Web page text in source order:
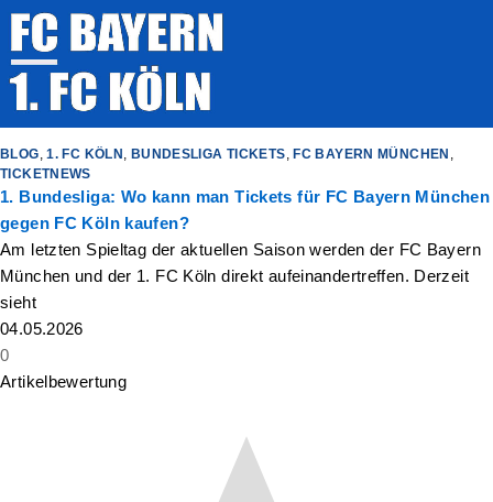
BLOG,1. FC KÖLN , BUNDESLIGA TICKETS, FC BAYERN MÜNCHEN ,
TICKETNEWS
1. Bundesliga: Wo kann man Tickets für FC Bayern München
gegen FC Köln kaufen?
Am letzten Spieltag der aktuellen Saison werden der FC Bayern
München und der 1. FC Köln direkt aufeinandertreffen. Derzeit
sieht
04.05.2026
0
Artikelbewertung